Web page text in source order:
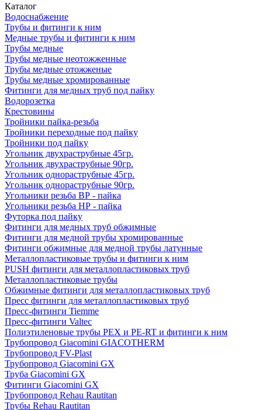
Каталог
Водоснабжение
Трубы и фитинги к ним
Медные трубы и фитинги к ним
Трубы медные
Трубы медные неотожженные
Трубы медные отожженые
Трубы медные хромированные
Фитинги для медных труб под пайку
Водорозетка
Крестовины
Тройники пайка-резьба
Тройники переходные под пайку
Тройники под пайку
Угольник двухраструбные 45гр.
Угольник двухраструбные 90гр.
Угольник однораструбные 45гр.
Угольник однораструбные 90гр.
Угольники резьба ВР - пайка
Угольники резьба НР - пайка
Футорка под пайку
Фитинги для медных труб обжимные
Фитинги для медной трубы хромированные
Фитинги обжимные для медной трубы латунные
Металлопластиковые трубы и фитинги к ним
PUSH фитинги для металлопластиковых труб
Металлопластиковые трубы
Обжимные фитинги для металлопластиковых труб
Пресс фитинги для металлопластиковых труб
Пресс-фитинги Tiemme
Пресс-фитинги Valtec
Полиэтиленовые трубы PEX и PE-RT и фитинги к ним
Трубопровод Giacomini GIACOTHERM
Трубопровод FV-Plast
Трубопровод Giacomini GX
Труба Giacomini GX
Фитинги Giacomini GX
Трубопровод Rehau Rautitan
Трубы Rehau Rautitan